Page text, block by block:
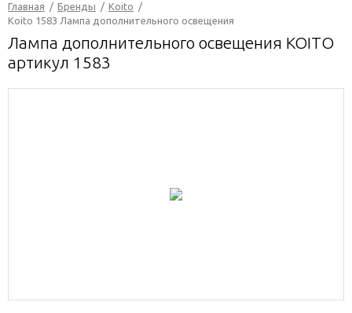
Главная / Бренды / Koito /
Koito 1583 Лампа дополнительного освещения
Лампа дополнительного освещения KOITO
артикул 1583